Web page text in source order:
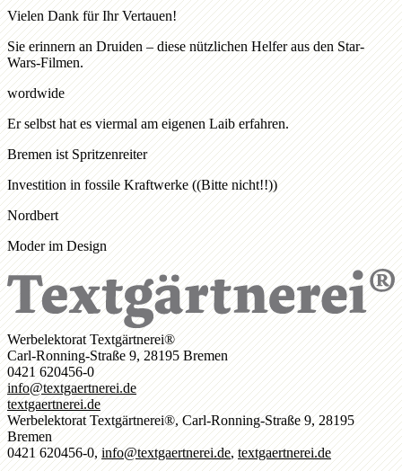
Vielen Dank für Ihr Vertauen!
Sie erinnern an Druiden – diese nützlichen Helfer aus den Star-
Wars-Filmen.
wordwide
Er selbst hat es viermal am eigenen Laib erfahren.
Bremen ist Spritzenreiter
Investition in fossile Kraftwerke ((Bitte nicht!!))
Nordbert
Moder im Design
Werbelektorat Textgärtnerei®
Carl-Ronning-Straße 9, 28195 Bremen
0421 620456-0
info@textgaertnerei.de
textgaertnerei.de
Werbelektorat Textgärtnerei®, Carl-Ronning-Straße 9, 28195
Bremen
0421 620456-0,info@textgaertnerei.de,textgaertnerei.de